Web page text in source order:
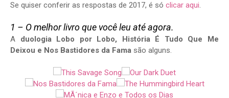
Se quiser conferir as respostas de 2017, é só clicar aqui.
1 – O melhor livro que você leu até agora.
A duologia Lobo por Lobo, História É Tudo Que Me
Deixou e Nos Bastidores da Fama são alguns.